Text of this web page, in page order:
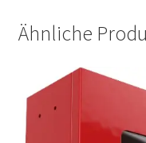
Ähnliche